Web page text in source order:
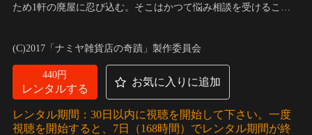
ため1軒の廃屋に忍び込む。そこはかつて悩み相談を受けること
とその手紙は32年前に書かれた悩み相談だった。敦也たちは戸惑
いながらも、当時の店主に代わって返事を書く--。
隆一
(C)2017「ナミヤ雑貨店の奇蹟」製作委員会
440円
レンタルする
お気に入りに追加
レンタル期間：30日以内に視聴を開始して下さい。一度
視聴を開始すると、7日（168時間）でレンタル期間が終